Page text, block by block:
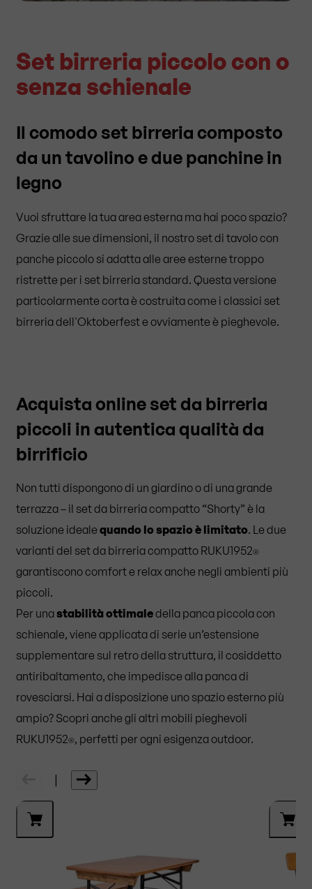
Set birreria piccolo con o
senza schienale
Il comodo set birreria composto
da un tavolino e due panchine in
legno
Vuoi sfruttare la tua area esterna ma hai poco spazio?
Grazie alle sue dimensioni, il nostro set di tavolo con
panche piccolo si adatta alle aree esterne troppo
ristrette per i set birreria standard. Questa versione
particolarmente corta è costruita come i classici set
birreria dell'Oktoberfest e ovviamente è pieghevole.
Acquista online set da birreria
piccoli in autentica qualità da
birrificio
Non tutti dispongono di un giardino o di una grande
terrazza – il set da birreria compatto “Shorty” è la
soluzione ideale quando lo spazio è limitato. Le due
varianti del set da birreria compatto RUKU1952®
garantiscono comfort e relax anche negli ambienti più
piccoli.
Per unastabilità ottimaledella panca piccola con
schienale, viene applicata di serie un’estensione
supplementare sul retro della struttura, il cosiddetto
antiribaltamento, che impedisce alla panca di
rovesciarsi. Hai a disposizione uno spazio esterno più
ampio? Scopri anche gli altri mobili pieghevoli
RUKU1952®, perfetti per ogni esigenza outdoor.
|